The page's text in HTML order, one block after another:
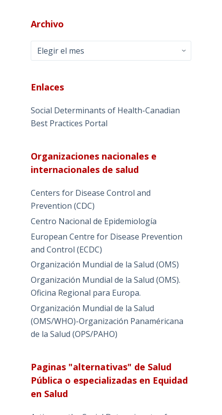
Archivo
Archivo
Enlaces
Social Determinants of Health-Canadian
Best Practices Portal
Organizaciones nacionales e
internacionales de salud
Centers for Disease Control and
Prevention (CDC)
Centro Nacional de Epidemiología
European Centre for Disease Prevention
and Control (ECDC)
Organización Mundial de la Salud (OMS)
Organización Mundial de la Salud (OMS).
Oficina Regional para Europa.
Organización Mundial de la Salud
(OMS/WHO)-Organización Panaméricana
de la Salud (OPS/PAHO)
Paginas "alternativas" de Salud
Pública o especializadas en Equidad
en Salud